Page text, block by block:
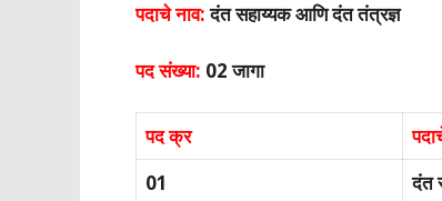
पदाचे नाव: दंत सहाय्यक आणि दंत तंत्रज्ञ
पद संख्या: 02 जागा
पद क्र
01
दंत